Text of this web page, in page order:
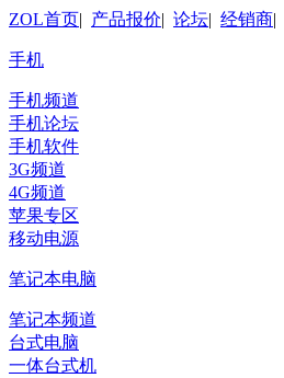
ZOL首页| 产品报价| 论坛| 经销商|
手机
手机频道
手机论坛
手机软件
3G频道
4G频道
苹果专区
移动电源
笔记本电脑
笔记本频道
台式电脑
一体台式机